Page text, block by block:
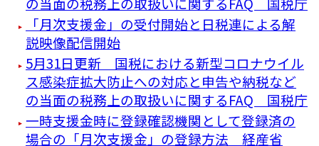
「月次支援金」の受付開始と日税連による解
説映像配信開始
5月31日更新 国税における新型コロナウイル
ス感染症拡大防止への対応と申告や納税など
の当面の税務上の取扱いに関するFAQ 国税庁
一時支援金時に登録確認機関として登録済の
場合の「月次支援金」の登録方法 経産省